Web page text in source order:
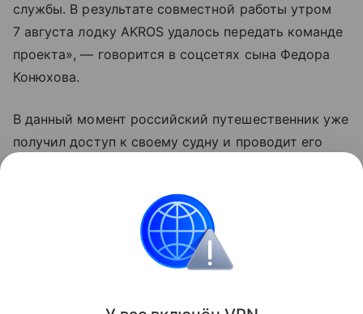
службы. В результате совместной работы утром
7 августа лодку AKROS удалось передать команде
проекта», — говорится в соцсетях сына Федора
Конюхова.
В данный момент российский путешественник уже
получил доступ к своему судну и проводит его
Знаменитости Туризм
Поделиться